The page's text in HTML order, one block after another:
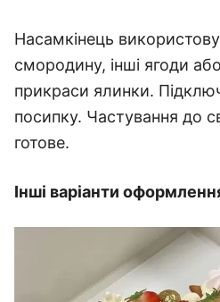
Насамкінець
смородину, інші ягоди
прикраси ялинки.
посипку. Частування до
готове.
Інші варіанти